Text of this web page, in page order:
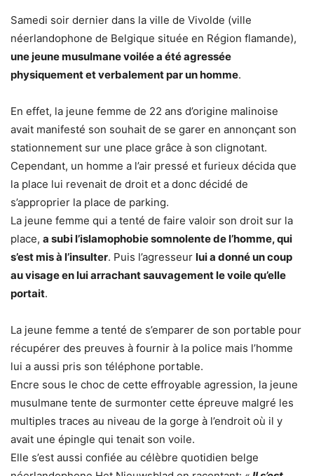
Samedi soir dernier dans la ville de Vivolde (ville
néerlandophone de Belgique située en Région flamande),
une jeune musulmane voilée a été agressée
physiquement et verbalement par un homme.
En effet, la jeune femme de 22 ans d’origine malinoise
avait manifesté son souhait de se garer en annonçant son
stationnement sur une place grâce à son clignotant.
Cependant, un homme a l’air pressé et furieux décida que
la place lui revenait de droit et a donc décidé de
s’approprier la place de parking.
La jeune femme qui a tenté de faire valoir son droit sur la
place, a subi l’islamophobie somnolente de l’homme, qui
s’est mis à l’insulter. Puis l’agresseur lui a donné un coup
au visage en lui arrachant sauvagement le voile qu’elle
portait.
La jeune femme a tenté de s’emparer de son portable pour
récupérer des preuves à fournir à la police mais l’homme
lui a aussi pris son téléphone portable.
Encre sous le choc de cette effroyable agression, la jeune
musulmane tente de surmonter cette épreuve malgré les
multiples traces au niveau de la gorge à l’endroit où il y
avait une épingle qui tenait son voile.
Elle s’est aussi confiée au célèbre quotidien belge